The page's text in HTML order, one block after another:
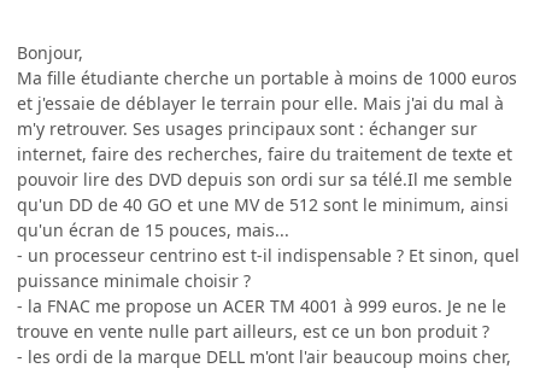
Bonjour,
Ma fille étudiante cherche un portable à moins de 1000 euros
et j'essaie de déblayer le terrain pour elle. Mais j'ai du mal à
m'y retrouver. Ses usages principaux sont : échanger sur
internet, faire des recherches, faire du traitement de texte et
pouvoir lire des DVD depuis son ordi sur sa télé.Il me semble
qu'un DD de 40 GO et une MV de 512 sont le minimum, ainsi
qu'un écran de 15 pouces, mais...
- un processeur centrino est t-il indispensable ? Et sinon, quel
puissance minimale choisir ?
- la FNAC me propose un ACER TM 4001 à 999 euros. Je ne le
trouve en vente nulle part ailleurs, est ce un bon produit ?
- les ordi de la marque DELL m'ont l'air beaucoup moins cher,